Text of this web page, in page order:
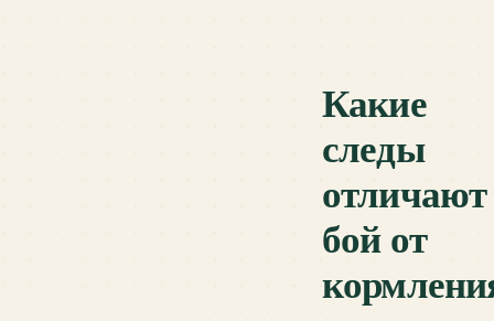
Какие
следы
отличают
бой от